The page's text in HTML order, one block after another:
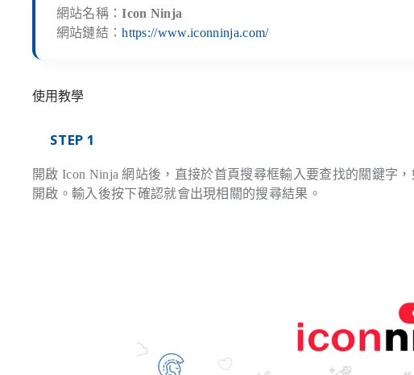
網站名稱：Icon Ninja
網站鏈結：https://www.iconninja.com/
使用教學
STEP 1
開啟 Icon Ninja 網站後，直接於首頁搜尋框輸入要查找的關鍵字
開啟。輸入後按下確認就會出現相關的搜尋結果。